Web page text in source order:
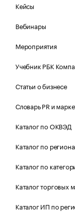
Кейсы
Вебинары
Мероприятия
Учебник РБК
Статьи о бизнесе
Словарь PR и
Каталог по ОКВЭД
Каталог по
Каталог по
Каталог торговых
Каталог ИП по